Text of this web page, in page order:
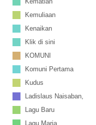
Kemuliaan
Kenaikan
Klik di sini
KOMUNI
Komuni Pertama
Kudus
Ladislaus Naisaban,
Lagu Baru
Lagu Maria